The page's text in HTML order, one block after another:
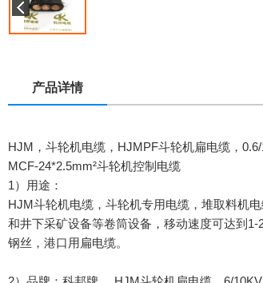
产品详情
HJM，斗轮机电缆，HJMPF斗轮机扁电缆，
MCF-24*2.5mm²斗轮机控制电缆
1）用途：
HJM斗轮机电缆，斗轮机专用电缆，堆取料机
和井下采矿设备等卷筒设备，移动速度可达到
钢丝，港口用扁电缆。